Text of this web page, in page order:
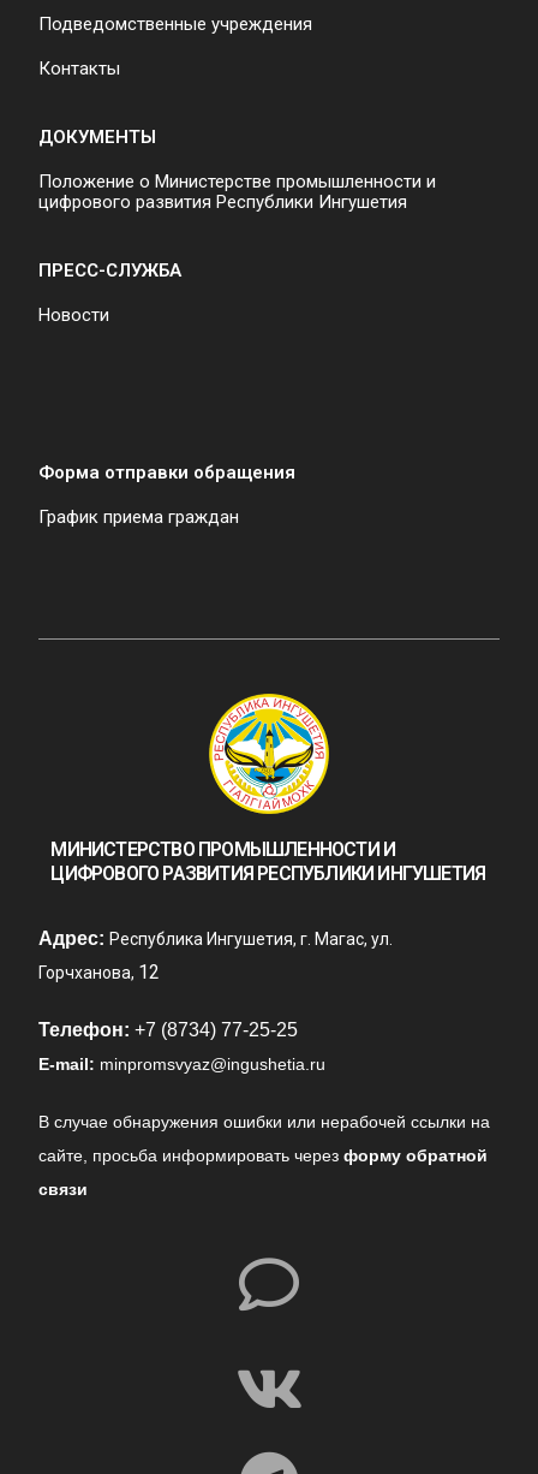
Подведомственные учреждения
Контакты
ДОКУМЕНТЫ
Положение о Министерстве промышленности и
цифрового развития Республики Ингушетия
ПРЕСС-СЛУЖБА
Новости
Форма отправки обращения
График приема граждан
МИНИСТЕРСТВО ПРОМЫШЛЕННОСТИ И
ЦИФРОВОГО РАЗВИТИЯ РЕСПУБЛИКИ ИНГУШЕТИЯ
Адрес: Республика Ингушетия, г. Магас, ул.
Горчханова, 12
Телефон: +7 (8734) 77-25-25
E-mail: minpromsvyaz@ingushetia.ru
В случае обнаружения ошибки или нерабочей ссылки на
сайте, просьба информировать черезформу обратной
связи